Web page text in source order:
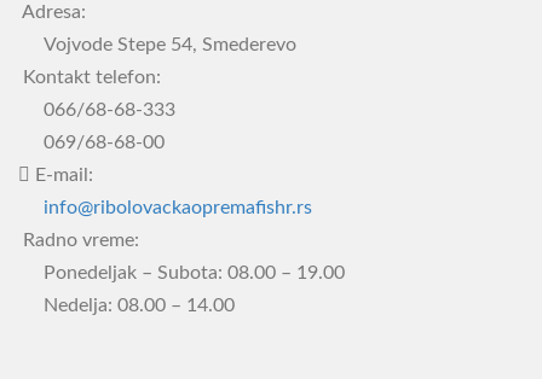
Adresa:
Vojvode Stepe 54, Smederevo
Kontakt telefon:
066/68-68-333
069/68-68-00
E-mail:
info@ribolovackaopremafishr.rs
Radno vreme:
Ponedeljak – Subota: 08.00 – 19.00
Nedelja: 08.00 – 14.00